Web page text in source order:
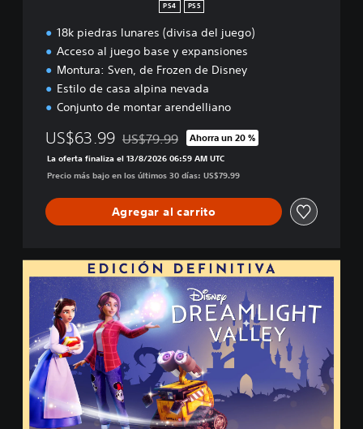
PS4 PS5
18k piedras lunares (divisa del juego)
Acceso al juego base y expansiones
Montura: Sven, de Frozen de Disney
Estilo de casa alpina nevada
Conjunto de montar arendelliano
US$63.99 Rebajado del precio original de US$79.99
US$79.99 Ahorra un 20 %
La oferta finaliza el 13/8/2026 06:59 AM UTC
Precio más bajo en los últimos 30 días: US$79.99
Agregar al carrito